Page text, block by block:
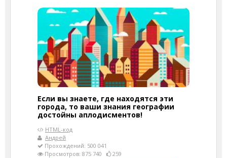
Если вы знаете, где находятся эти
города, то ваши знания географии
достойны аплодисментов!
HTML-код
Андрей
Прохождений: 500 041
Просмотров: 875 740
259